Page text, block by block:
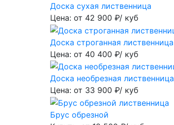
Доска сухая лиственница
Цена: от 42 900 ₽/ куб
Доска строганная лиственница
Цена: от 40 400 ₽/ куб
Доска необрезная лиственница
Цена: от 33 900 ₽/ куб
Брус обрезной